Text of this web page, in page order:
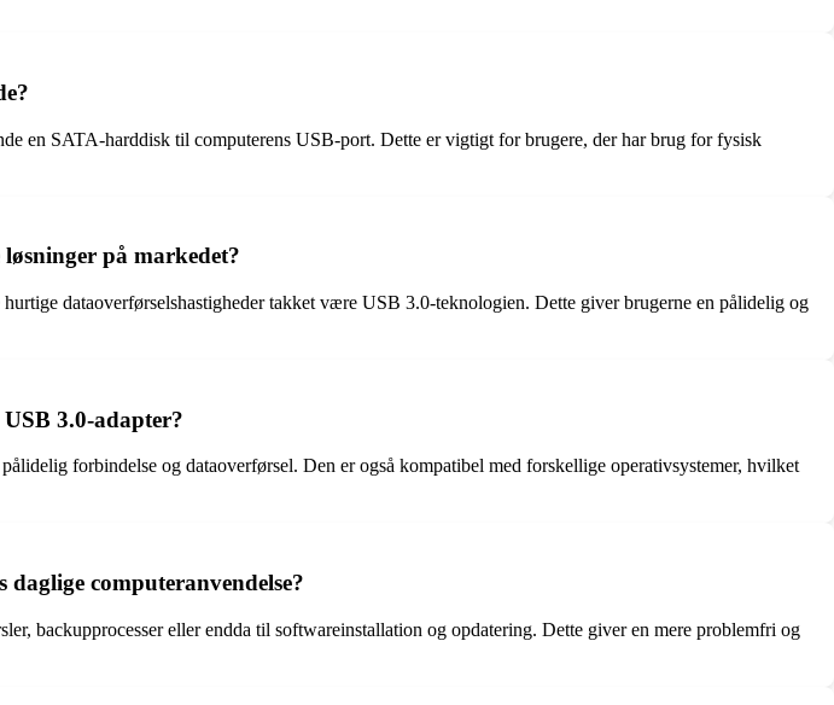
SATA-harddisk til computerens USB-port. Dette er vigtigt for brugere, der har brug for fysisk
på markedet?
dataoverførselshastigheder takket være USB 3.0-teknologien. Dette giver brugerne en pålidelig og
3.0-adapter?
forbindelse og dataoverførsel. Den er også kompatibel med forskellige operativsystemer, hvilket
computeranvendelse?
backupprocesser eller endda til softwareinstallation og opdatering. Dette giver en mere problemfri og